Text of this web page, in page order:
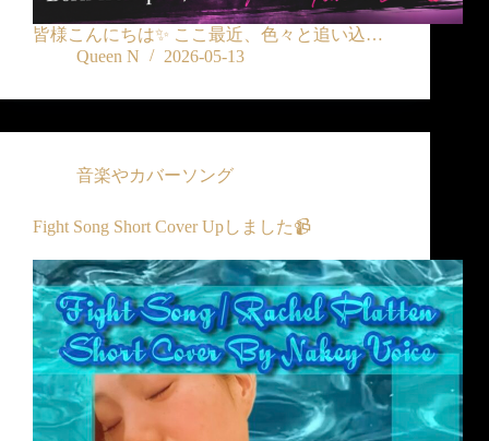
皆様こんにちは✨ ここ最近、色々と追い込…
Queen N
2026-05-13
音楽やカバーソング
Fight Song Short Cover Upしました📹